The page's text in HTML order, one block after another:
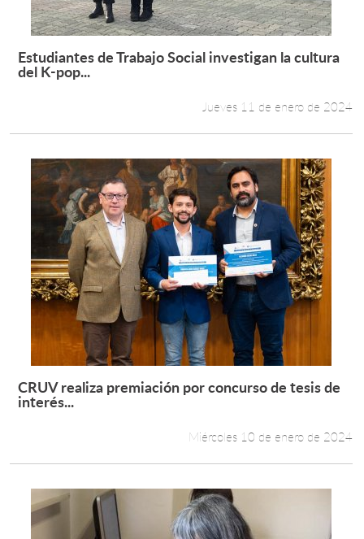
Postgrado
Formación Continua
Funcionarios
Alumni
English
Leer más +
Estudiantes de Trabajo Social investigan la cultura
del K-pop...
Jueves 11 de enero de 2024
Leer más +
CRUV realiza premiación por concurso de tesis de
interés...
Miércoles 10 de enero de 2024